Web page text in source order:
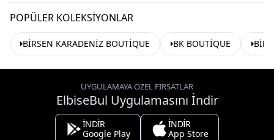
POPÜLER KOLEKSIYONLAR
BİRSEN KARADENİZ BOUTİQUE BK BOUTİQUE
UYGULAMAYA ÖZEL FIRSATLAR
ElbiseBul Uygulamasını İndir
İNDİR
Google Play
İNDİR
App Store